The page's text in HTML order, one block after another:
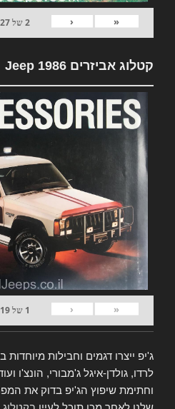
«
‹
2של27
קטלוג אביזרים Jeep 1986
«
‹
1 של19
ג'יפ ייצרו דגמים וחבילות
לרדו, גולדן-איגל ג'מבורי, הונצ'ו
וחתימת שיפוץ הג'יפ בדוק את